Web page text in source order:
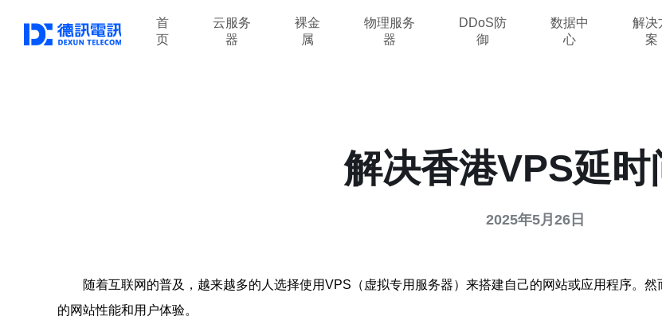
首
页
云服务
器
裸金
属
物理服务
器
DDoS防
御
数据中
心
解决
案
解决香港VPS延时
2025年5月26日
随着互联网的普及，越来越多的人选择使用VPS（虚拟专用服务器）来搭建自己的网站或应用程序。
的网站性能和用户体验。